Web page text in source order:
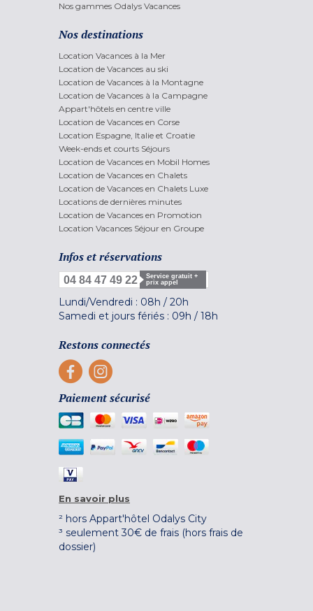
Nos gammes Odalys Vacances
Nos destinations
Location Vacances à la Mer
Location de Vacances au ski
Location de Vacances à la Montagne
Location de Vacances à la Campagne
Appart'hôtels en centre ville
Location de Vacances en Corse
Location Espagne, Italie et Croatie
Week-ends et courts Séjours
Location de Vacances en Mobil Homes
Location de Vacances en Chalets
Location de Vacances en Chalets Luxe
Locations de dernières minutes
Location de Vacances en Promotion
Location Vacances Séjour en Groupe
Infos et réservations
04 84 47 49 22
Service gratuit +
prix appel
Lundi/Vendredi : 08h / 20h
Samedi et jours fériés : 09h / 18h
Restons connectés
Paiement sécurisé
En savoir plus
² hors Appart'hôtel Odalys City
³ seulement 30€ de frais (hors frais de
dossier)